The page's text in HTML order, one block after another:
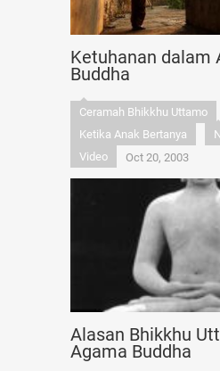
Ketuhanan dalam
Buddha
Ceramah Bhikkhu Uttamo
Ketika Anak Bertanya
Video
Oct 20, 2003
Alasan Bhikkhu
Agama Buddha